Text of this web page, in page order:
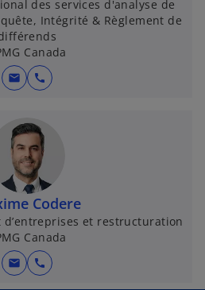
des services d'analyse de
Intégrité & Règlement de
Canada
mail call
Codere
d’entreprises et restructuration
Canada
mail call